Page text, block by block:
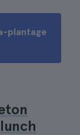
plantage